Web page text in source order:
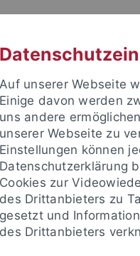
Auf unserer Webseite
Einige davon werden
uns andere
unserer Webseite zu
Einstellungen können
Datenschutzerklärung
Cookies zur
des Drittanbieters zu
gesetzt und
des Drittanbieters